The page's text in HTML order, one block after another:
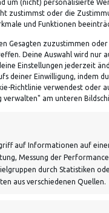
um (nicht) personalisierte
zustimmst oder die
und Funktionen
Gesagten zuzustimmen oder
Deine Auswahl wird nur
Einstellungen jederzeit
deiner Einwilligung, indem
Richtlinie verwendest oder
verwalten" am unteren
auf Informationen auf
Messung der
durch Statistiken
aus verschiedenen Quellen.
10:00 bis 18:00